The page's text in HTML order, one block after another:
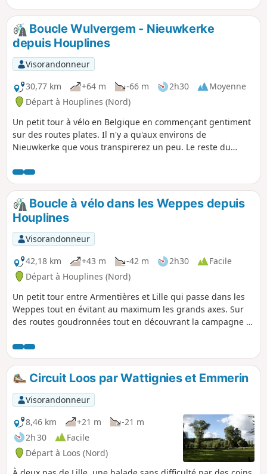
Boucle Wulvergem - Nieuwkerke
depuis Houplines
Visorandonneur
30,77 km
+64 m -66 m 2h30
Moyenne
Départ à Houplines (Nord)
Un petit tour à vélo en Belgique en commençant gentiment
sur des routes plates. Il n'y a qu'aux environs de
Nieuwkerke que vous transpirerez un peu. Le reste du
Boucle à vélo dans les Weppes depuis
Houplines
Visorandonneur
42,18 km
+43 m -42 m 2h30
Facile
Départ à Houplines (Nord)
Un petit tour entre Armentières et Lille qui passe dans les
Weppes tout en évitant au maximum les grands axes. Sur
des routes goudronnées tout en découvrant la campagne et
mondiale.
Circuit Loos par Wattignies et Emmerin
Visorandonneur
8,46 km
+21 m
-21 m
2h 30
Facile
Départ à Loos (Nord)